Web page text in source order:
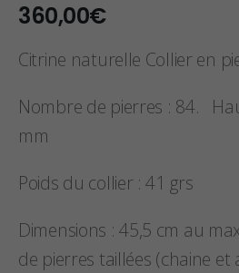
360,00€
Citrine naturelle Collier en
Nombre de pierres : 84.
mm
Poids du collier : 41 grs
Dimensions : 45,5 cm au
de pierres taillées (chaine et